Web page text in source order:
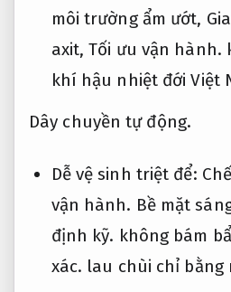
môi trường ẩm ướt,
axit,Tối ưu vận hành.
khí hậu nhiệt đới Việt
Dây chuyền tự động.
Dễ vệ sinh triệt để:
vận hành. Bề mặt
định kỹ. không bám
xác. lau chùi chỉ bằng